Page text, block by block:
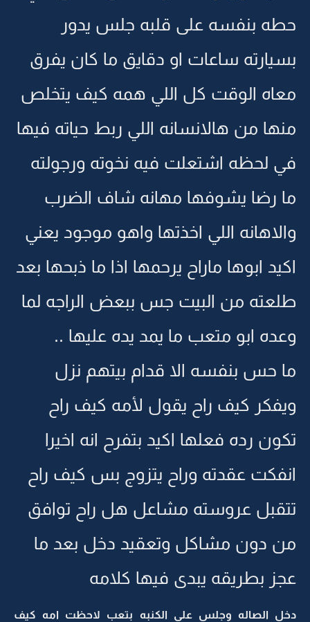
حطه بنفسه على قلبه جلس يدور
بسيارته ساعات او دقايق ما كان يفرق
معاه الوقت كل اللي همه كيف يتخلص
منها من هالانسانه اللي ربط حياته فيها
في لحظه اشتعلت فيه نخوته ورجولته
ما رضا يشوفها مهانه شاف الضرب
والاهانه اللي اخذتها واهو موجود يعني
اكيد ابوها ماراح يرحمها اذا ما ذبحها بعد
طلعته من البيت جس ببعض الراجه لما
وعده ابو متعب ما يمد يده عليها ..
ما حس بنفسه الا قدام بيتهم نزل
ويفكر كيف راح يقول لأمه كيف راح
تكون رده فعلها اكيد بتفرح انه اخيرا
انفكت عقدته وراح يتزوج بس كيف راح
تتقبل عروسته مشاعل هل راح توافق
من دون مشاكل وتعقيد دخل بعد ما
عجز بطريقه يبدى فيها كلامه
دخل الصاله وجلس على الكنبه بتعب لاحظت امه كيف